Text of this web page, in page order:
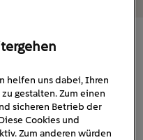
helfen uns dabei, Ihren
gestalten. Zum einen
sicheren Betrieb der
Cookies und
Zum anderen würden